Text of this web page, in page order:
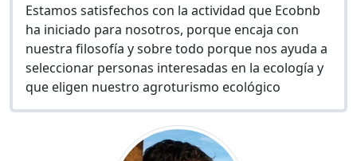
Estamos satisfechos con la actividad que Ecobnb
ha iniciado para nosotros, porque encaja con
nuestra filosofía y sobre todo porque nos ayuda a
seleccionar personas interesadas en la ecología y
que eligen nuestro agroturismo ecológico